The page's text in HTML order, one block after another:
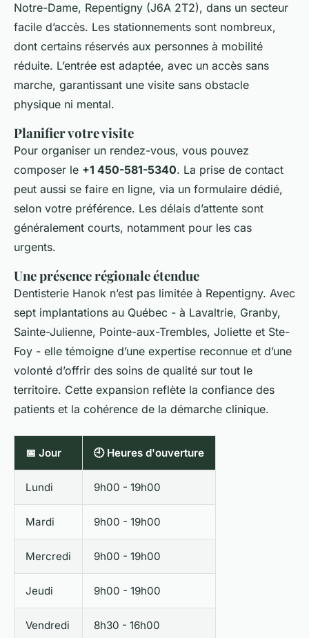
Notre-Dame, Repentigny (J6A 2T2), dans un secteur
facile d’accès. Les stationnements sont nombreux,
dont certains réservés aux personnes à mobilité
réduite. L’entrée est adaptée, avec un accès sans
marche, garantissant une visite sans obstacle
physique ni mental.
Planifier votre visite
Pour organiser un rendez-vous, vous pouvez
composer le +1 450-581-5340. La prise de contact
peut aussi se faire en ligne, via un formulaire dédié,
selon votre préférence. Les délais d’attente sont
généralement courts, notamment pour les cas
urgents.
Une présence régionale étendue
Dentisterie Hanok n’est pas limitée à Repentigny. Avec
sept implantations au Québec - à Lavaltrie, Granby,
Sainte-Julienne, Pointe-aux-Trembles, Joliette et Ste-
Foy - elle témoigne d’une expertise reconnue et d’une
volonté d’offrir des soins de qualité sur tout le
territoire. Cette expansion reflète la confiance des
patients et la cohérence de la démarche clinique.
📅 Jour 🕘 Heures d'ouverture
Lundi 9h00 - 19h00
Mardi 9h00 - 19h00
Mercredi 9h00 - 19h00
Jeudi 9h00 - 19h00
Vendredi 8h30 - 16h00